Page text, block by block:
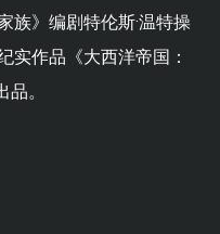
族》编剧特伦斯·温特操
实作品《大西洋帝国：
。